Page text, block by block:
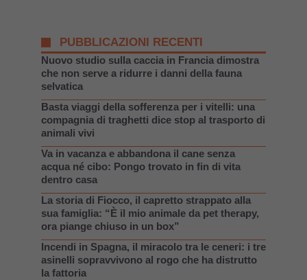
PUBBLICAZIONI RECENTI
Nuovo studio sulla caccia in Francia dimostra
che non serve a ridurre i danni della fauna
selvatica
Basta viaggi della sofferenza per i vitelli: una
compagnia di traghetti dice stop al trasporto di
animali vivi
Va in vacanza e abbandona il cane senza
acqua né cibo: Pongo trovato in fin di vita
dentro casa
La storia di Fiocco, il capretto strappato alla
sua famiglia: “È il mio animale da pet therapy,
ora piange chiuso in un box”
Incendi in Spagna, il miracolo tra le ceneri: i tre
asinelli sopravvivono al rogo che ha distrutto
la fattoria